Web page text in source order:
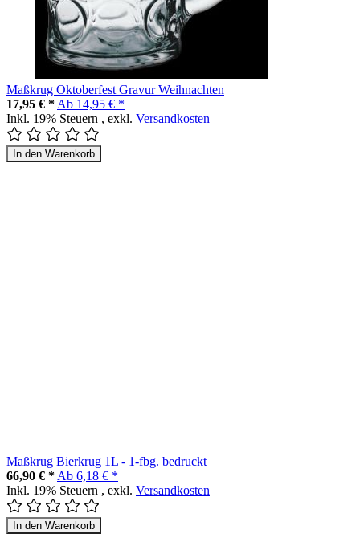
Maßkrug Oktoberfest Gravur Weihnachten
17,95 € * Ab 14,95 € *
Inkl. 19% Steuern , exkl. Versandkosten
In den Warenkorb
Maßkrug Bierkrug 1L - 1-fbg. bedruckt
66,90 € * Ab 6,18 € *
Inkl. 19% Steuern , exkl. Versandkosten
In den Warenkorb